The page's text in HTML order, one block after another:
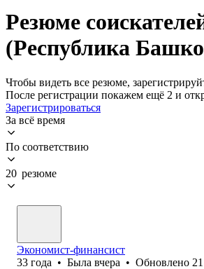
Резюме
(Республика
Чтобы видеть все резюме,
После регистрации покажем ещё 2 и
Зарегистрироваться
За всё время
По соответствию
20 резюме
Экономист-финансист
33 года • Была вчера • Обновлено